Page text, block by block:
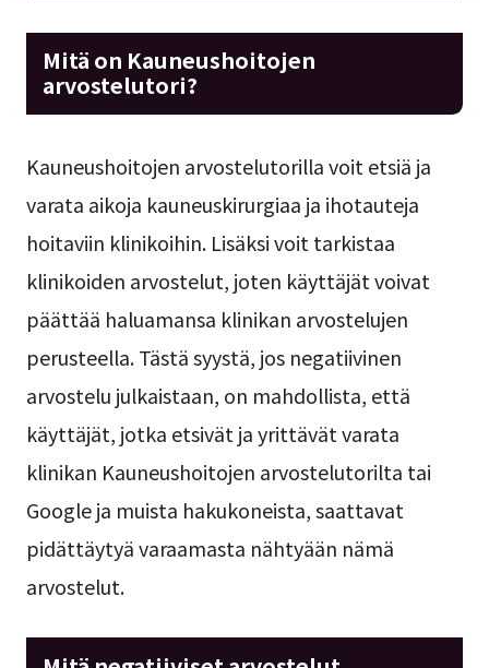
Mitä on Kauneushoitojen
arvostelutori?
Kauneushoitojen arvostelutorilla voit etsiä ja
varata aikoja kauneuskirurgiaa ja ihotauteja
hoitaviin klinikoihin. Lisäksi voit tarkistaa
klinikoiden arvostelut, joten käyttäjät voivat
päättää haluamansa klinikan arvostelujen
perusteella. Tästä syystä, jos negatiivinen
arvostelu julkaistaan, on mahdollista, että
käyttäjät, jotka etsivät ja yrittävät varata
klinikan Kauneushoitojen arvostelutorilta tai
Google ja muista hakukoneista, saattavat
pidättäytyä varaamasta nähtyään nämä
arvostelut.